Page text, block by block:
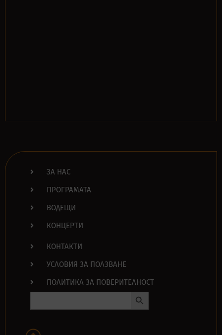
ЗА НАС
ПРОГРАМАТА
ВОДЕЩИ
КОНЦЕРТИ
КОНТАКТИ
УСЛОВИЯ ЗА ПОЛЗВАНЕ
ПОЛИТИКА ЗА ПОВЕРИТЕЛНОСТ
Search Search Button